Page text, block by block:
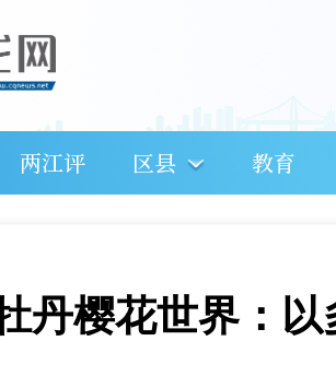
两江评 区县 教育
丹樱花世界：